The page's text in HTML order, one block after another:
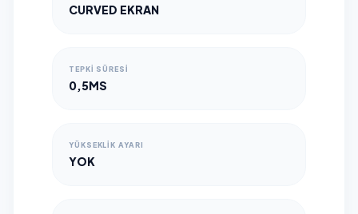
CURVED EKRAN
TEPKI SÜRESI
0,5MS
YÜKSEKLIK AYARI
YOK